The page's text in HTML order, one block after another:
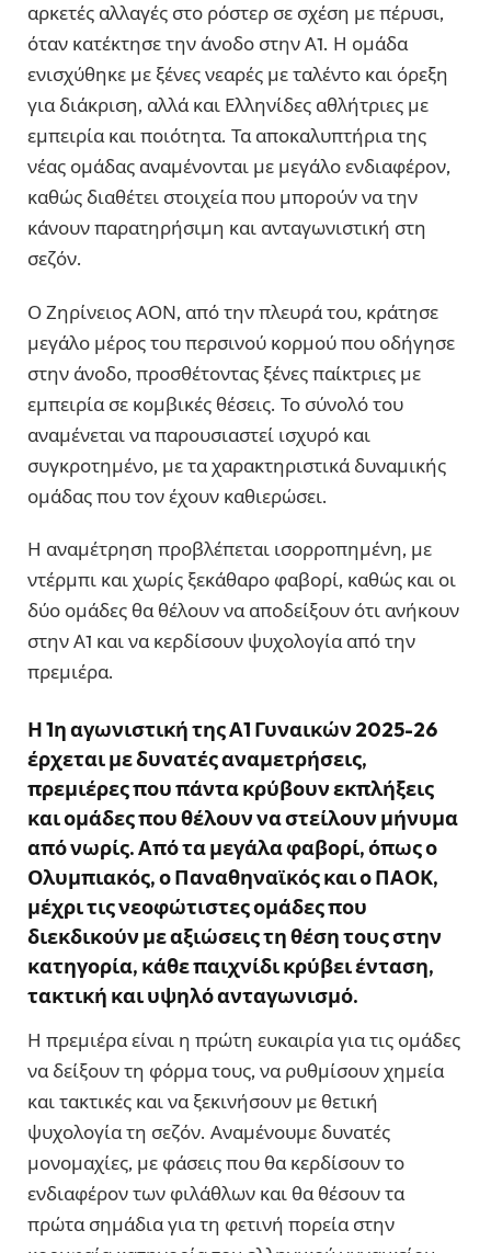
αρκετές αλλαγές στο ρόστερ σε σχέση με πέρυσι,
όταν κατέκτησε την άνοδο στην Α1. Η ομάδα
ενισχύθηκε με ξένες νεαρές με ταλέντο και όρεξη
για διάκριση, αλλά και Ελληνίδες αθλήτριες με
εμπειρία και ποιότητα. Τα αποκαλυπτήρια της
νέας ομάδας αναμένονται με μεγάλο ενδιαφέρον,
καθώς διαθέτει στοιχεία που μπορούν να την
κάνουν παρατηρήσιμη και ανταγωνιστική στη
σεζόν.
Ο Ζηρίνειος ΑΟΝ, από την πλευρά του, κράτησε
μεγάλο μέρος του περσινού κορμού που οδήγησε
στην άνοδο, προσθέτοντας ξένες παίκτριες με
εμπειρία σε κομβικές θέσεις. Το σύνολό του
αναμένεται να παρουσιαστεί ισχυρό και
συγκροτημένο, με τα χαρακτηριστικά δυναμικής
ομάδας που τον έχουν καθιερώσει.
Η αναμέτρηση προβλέπεται ισορροπημένη, με
ντέρμπι και χωρίς ξεκάθαρο φαβορί, καθώς και οι
δύο ομάδες θα θέλουν να αποδείξουν ότι ανήκουν
στην Α1 και να κερδίσουν ψυχολογία από την
πρεμιέρα.
Η 1η αγωνιστική της Α1 Γυναικών 2025-26
έρχεται με δυνατές αναμετρήσεις,
πρεμιέρες που πάντα κρύβουν εκπλήξεις
και ομάδες που θέλουν να στείλουν μήνυμα
από νωρίς. Από τα μεγάλα φαβορί, όπως ο
Ολυμπιακός, ο Παναθηναϊκός και ο ΠΑΟΚ,
μέχρι τις νεοφώτιστες ομάδες που
διεκδικούν με αξιώσεις τη θέση τους στην
κατηγορία, κάθε παιχνίδι κρύβει ένταση,
τακτική και υψηλό ανταγωνισμό.
Η πρεμιέρα είναι η πρώτη ευκαιρία για τις ομάδες
να δείξουν τη φόρμα τους, να ρυθμίσουν χημεία
και τακτικές και να ξεκινήσουν με θετική
ψυχολογία τη σεζόν. Αναμένουμε δυνατές
μονομαχίες, με φάσεις που θα κερδίσουν το
ενδιαφέρον των φιλάθλων και θα θέσουν τα
πρώτα σημάδια για τη φετινή πορεία στην